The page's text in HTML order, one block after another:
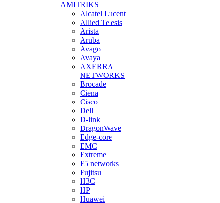
AMITRIKS
Alcatel Lucent
Allied Telesis
Arista
Aruba
Avago
Avaya
AXERRA
NETWORKS
Brocade
Ciena
Cisco
Dell
D-link
DragonWave
Edge-core
EMC
Extreme
F5 networks
Fujitsu
H3С
HP
Huawei